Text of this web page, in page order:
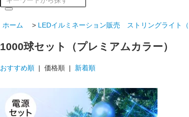
ホーム > LEDイルミネーション販売 ストリングライト
1000球セット（プレミアムカラー）
おすすめ順 | 価格順 | 新着順